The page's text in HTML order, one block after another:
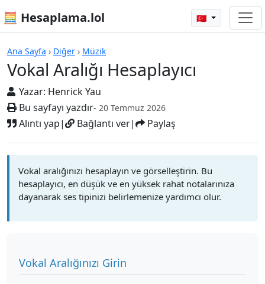
🧮 Hesaplama.lol 🇹🇷
Ana Sayfa › Diğer › Müzik
Vokal Aralığı Hesaplayıcı
Yazar: Henrick Yau
Bu sayfayı yazdır- 20 Temmuz 2026
Alıntı yap| Bağlantı ver| Paylaş
Hesap Makineleri
Vokal aralığınızı hesaplayın ve görselleştirin. Bu
hesaplayıcı, en düşük ve en yüksek rahat notalarınıza
dayanarak ses tipinizi belirlemenize yardımcı olur.
Vokal Aralığınızı Girin